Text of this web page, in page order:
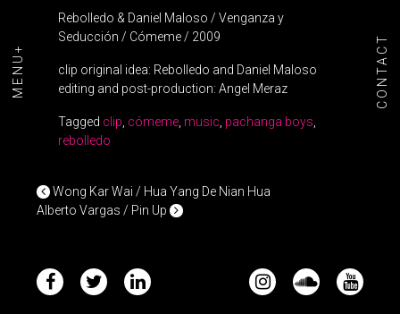
MENU+ CONTACT
Rebolledo & Daniel Maloso / Venganza y
Seducción / Cómeme / 2009
clip original idea: Rebolledo and Daniel Maloso
editing and post-production: Angel Meraz
Tagged clip cómeme music pachanga boys
rebolledo
POST NAVIGATION
Wong Kar Wai / Hua Yang De Nian Hua
Alberto Vargas / Pin Up